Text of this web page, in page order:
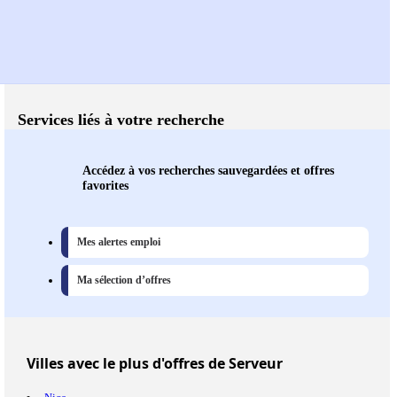
Services liés à votre recherche
Accédez à vos recherches sauvegardées et offres
favorites
Mes alertes emploi
Ma sélection d’offres
Villesavec le plus d'offres de Serveur